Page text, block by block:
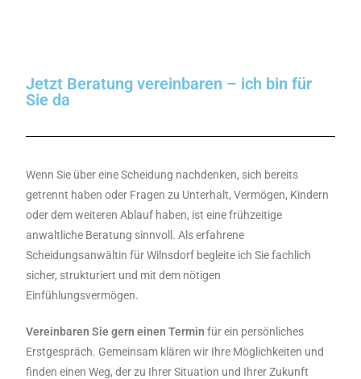
Jetzt Beratung vereinbaren – ich bin für
Sie da
Wenn Sie über eine Scheidung nachdenken, sich bereits
getrennt haben oder Fragen zu Unterhalt, Vermögen, Kindern
oder dem weiteren Ablauf haben, ist eine frühzeitige
anwaltliche Beratung sinnvoll. Als erfahrene
Scheidungsanwältin für Wilnsdorf begleite ich Sie fachlich
sicher, strukturiert und mit dem nötigen
Einfühlungsvermögen.
Vereinbaren Sie gern einen Termin für ein persönliches
Erstgespräch. Gemeinsam klären wir Ihre Möglichkeiten und
finden einen Weg, der zu Ihrer Situation und Ihrer Zukunft